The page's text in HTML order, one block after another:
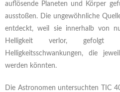
auflösende Planeten und Körper
ausstoßen. Die ungewöhnliche
entdeckt, weil sie innerhalb von
Helligkeit verlor, gefolgt
Helligkeitsschwankungen, die
werden könnten.
Die Astronomen untersuchten TIC